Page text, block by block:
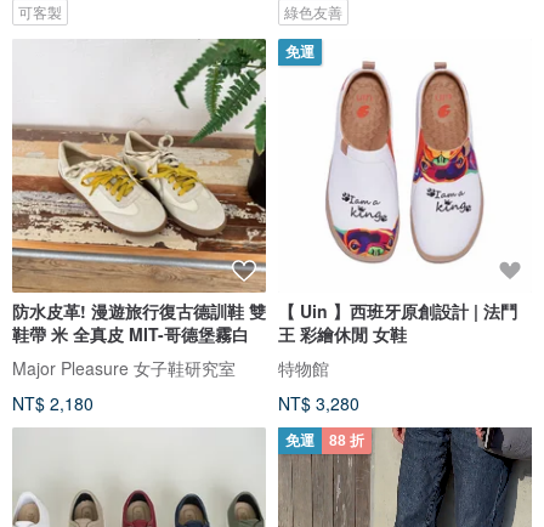
可客製 綠色友善
防水皮革! 漫遊旅行復古德訓鞋 雙
鞋帶 米 全真皮 MIT-哥德堡霧白
Major Pleasure 女子鞋研究室
NT$ 2,180
免運
【 Uin 】西班牙原創設計 | 法鬥
王 彩繪休閒 女鞋
特物館
NT$ 3,280
免運 88 折